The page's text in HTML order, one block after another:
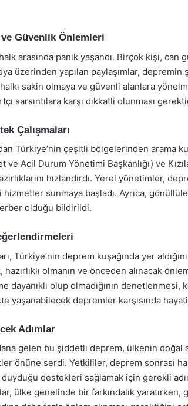
ve Güvenlik Önlemleri
arasında panik yaşandı. Birçok kişi, can
üzerinden yapılan paylaşımlar,
sakin olmaya ve güvenli alanlara
sarsıntılara karşı dikkatli olunması
Çalışmaları
Türkiye’nin çeşitli bölgelerinden arama
ve Acil Durum Yönetimi Başkanlığı) ve
hızlandırdı. Yerel yönetimler,
sunmaya başladı. Ayrıca,
olduğu bildirildi.
Türkiye’nin deprem kuşağında yer
olmanın ve önceden alınacak
dayanıklı olup olmadığının
yaşanabilecek depremler karşısında
Adımlar
gelen bu şiddetli deprem, ülkenin doğal
önüne serdi. Yetkililer, deprem sonrası
destekleri sağlamak için gerekli
ülke genelinde bir farkındalık